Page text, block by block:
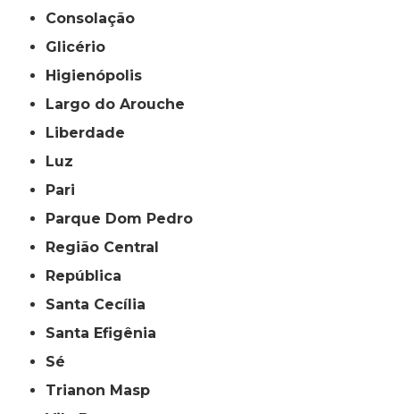
Consolação
Glicério
Higienópolis
Largo do Arouche
Liberdade
Luz
Pari
Parque Dom Pedro
Região Central
República
Santa Cecília
Santa Efigênia
Sé
Trianon Masp